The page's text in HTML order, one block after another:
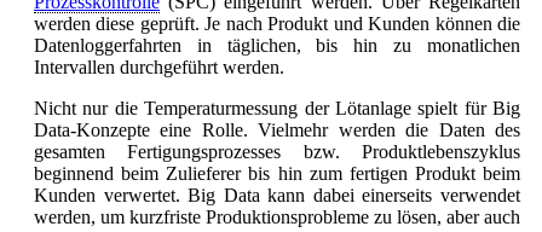
werden diese geprüft. Je nach Produkt und Kunden können die
Datenloggerfahrten in täglichen, bis hin zu monatlichen
Intervallen durchgeführt werden.
Nicht nur die Temperaturmessung der Lötanlage spielt für Big
Data-Konzepte eine Rolle. Vielmehr werden die Daten des
gesamten Fertigungsprozesses bzw. Produktlebenszyklus
beginnend beim Zulieferer bis hin zum fertigen Produkt beim
Kunden verwertet. Big Data kann dabei einerseits verwendet
werden, um kurzfriste Produktionsprobleme zu lösen, aber auch